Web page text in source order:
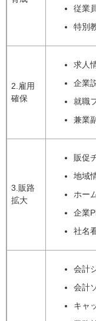
従業
特別
2.雇用
確保
求人
企業
就職
兼業
3.販路
拡大
販促
地域
ホー
企業
社名
会計
会計
キャ